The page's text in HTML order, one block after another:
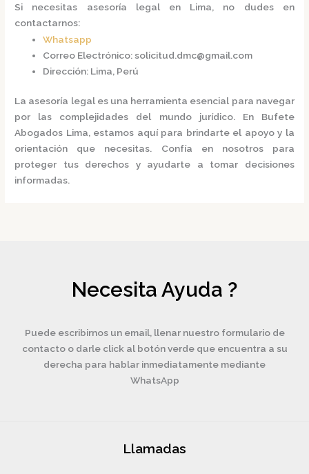
Si necesitas asesoría legal en Lima, no dudes en
contactarnos:​
Whatsapp
Correo Electrónico: solicitud.dmc@gmail.com
Dirección: Lima, Perú​
La asesoría legal es una herramienta esencial para navegar
por las complejidades del mundo jurídico. En Bufete
Abogados Lima, estamos aquí para brindarte el apoyo y la
orientación que necesitas. Confía en nosotros para
proteger tus derechos y ayudarte a tomar decisiones
informadas.
Necesita Ayuda ?
Puede escribirnos un email, llenar nuestro formulario de
contacto o darle click al botón verde que encuentra a su
derecha para hablar inmediatamente mediante
WhatsApp
Llamadas